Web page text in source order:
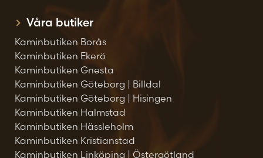
Våra butiker
Kaminbutiken Borås
Kaminbutiken Ekerö
Kaminbutiken Gnesta
Kaminbutiken Göteborg | Billdal
Kaminbutiken Göteborg | Hisingen
Kaminbutiken Halmstad
Kaminbutiken Hässleholm
Kaminbutiken Kristianstad
Kaminbutiken Linköping | Östergötland